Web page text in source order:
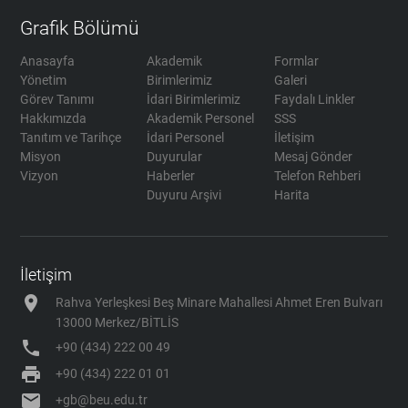
Grafik Bölümü
Anasayfa
Yönetim
Görev Tanımı
Hakkımızda
Tanıtım ve Tarihçe
Misyon
Vizyon
Akademik
Birimlerimiz
İdari Birimlerimiz
Akademik Personel
İdari Personel
Duyurular
Haberler
Duyuru Arşivi
Formlar
Galeri
Faydalı Linkler
SSS
İletişim
Mesaj Gönder
Telefon Rehberi
Harita
İletişim
location_on
Rahva Yerleşkesi Beş Minare Mahallesi Ahmet Eren Bulvarı
13000 Merkez/BİTLİS
phone +90 (434) 222 00 49
print +90 (434) 222 01 01
mail +gb@beu.edu.tr